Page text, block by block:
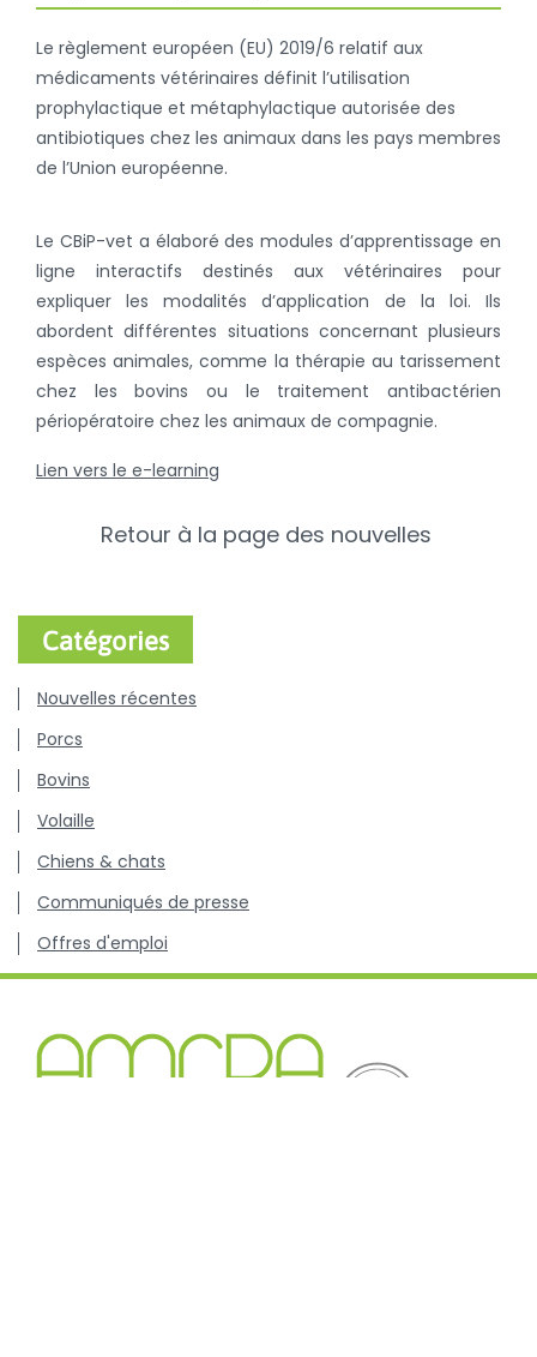
Le règlement européen (EU) 2019/6 relatif aux
médicaments vétérinaires définit l’utilisation
prophylactique et métaphylactique autorisée des
antibiotiques chez les animaux dans les pays membres
de l’Union européenne.
Le CBiP-vet a élaboré des modules d’apprentissage en
ligne interactifs destinés aux vétérinaires pour
expliquer les modalités d’application de la loi. Ils
abordent différentes situations concernant plusieurs
espèces animales, comme la thérapie au tarissement
chez les bovins ou le traitement antibactérien
périopératoire chez les animaux de compagnie.
Lien vers le e-learning
Retour à la page des nouvelles
Catégories
Nouvelles récentes
Porcs
Bovins
Volaille
Chiens & chats
Communiqués de presse
Offres d'emploi